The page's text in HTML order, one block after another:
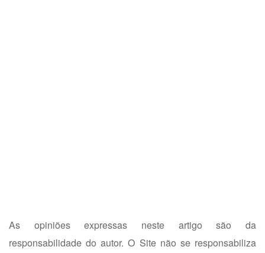
As opiniões expressas neste artigo são da
responsabilidade do autor. O Site não se responsabiliza